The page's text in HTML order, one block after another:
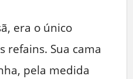
era o único
refains. Sua cama
pela medida